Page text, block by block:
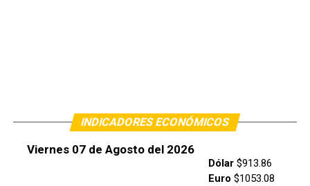
INDICADORES ECONÓMICOS
Viernes 07 de Agosto del 2026
Dólar$913.86
Euro $1053.08